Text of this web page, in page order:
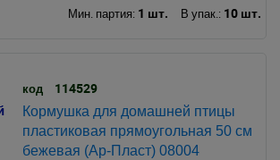
Мин. партия: 1 шт. В упак.: 10 шт.
код 114529
Кормушка для домашней птицы
пластиковая прямоугольная 50 см
бежевая (Ар-Пласт) 08004